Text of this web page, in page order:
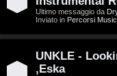
a
t
t
Ultimo messaggio da
Inviato in Percorsi
UNKLE -
,Eska
u
s